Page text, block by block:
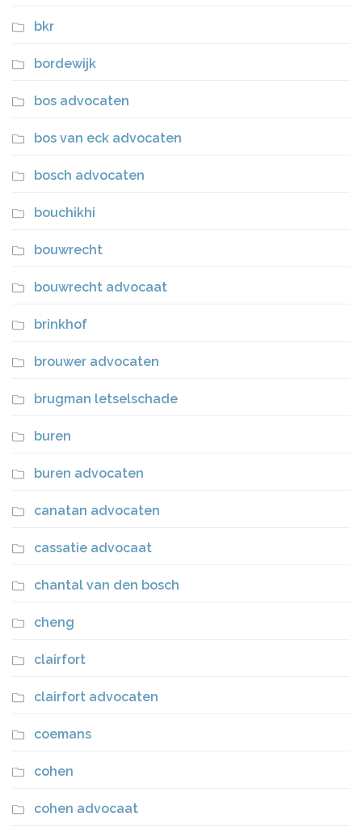
bkr
bordewijk
bos advocaten
bos van eck advocaten
bosch advocaten
bouchikhi
bouwrecht
bouwrecht advocaat
brinkhof
brouwer advocaten
brugman letselschade
buren
buren advocaten
canatan advocaten
cassatie advocaat
chantal van den bosch
cheng
clairfort
clairfort advocaten
coemans
cohen
cohen advocaat